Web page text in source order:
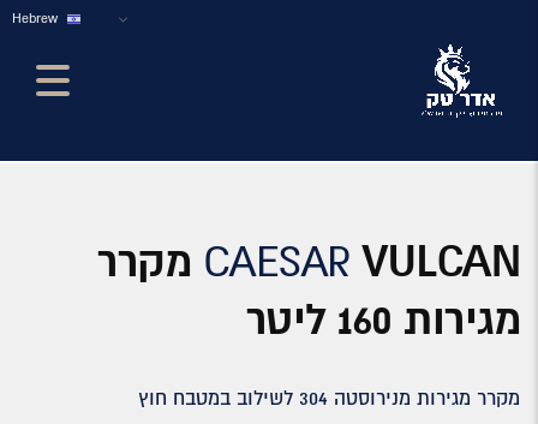
CAESAR VULCAN מקרר
מגירות 160 ליטר
מקרר מגירות מנירוסטה 304 לשילוב במטבח חוץ